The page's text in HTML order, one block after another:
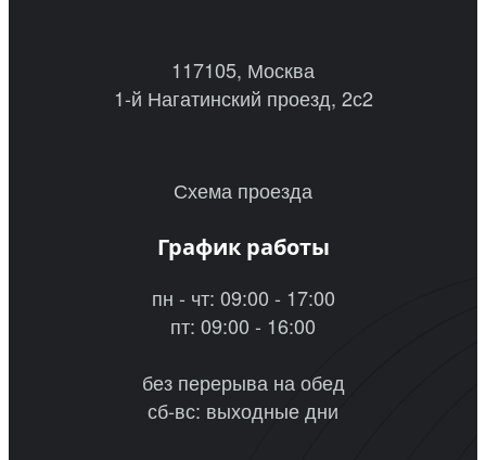
117105, Москва
1-й Нагатинский проезд, 2с2
Схема проезда
График работы
пн - чт: 09:00 - 17:00
пт: 09:00 - 16:00
без перерыва на обед
сб-вс: выходные дни